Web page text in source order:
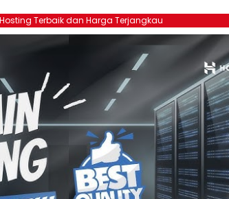
Terbaik dan Harga Terjangkau